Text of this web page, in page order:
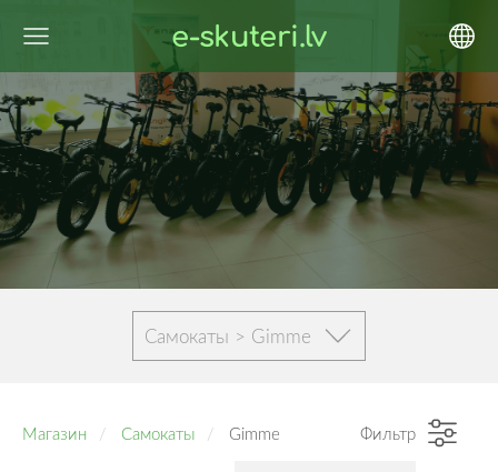
e-skuteri.lv
Cамокаты > Gimme
Магазин Cамокаты Gimme Фильтр